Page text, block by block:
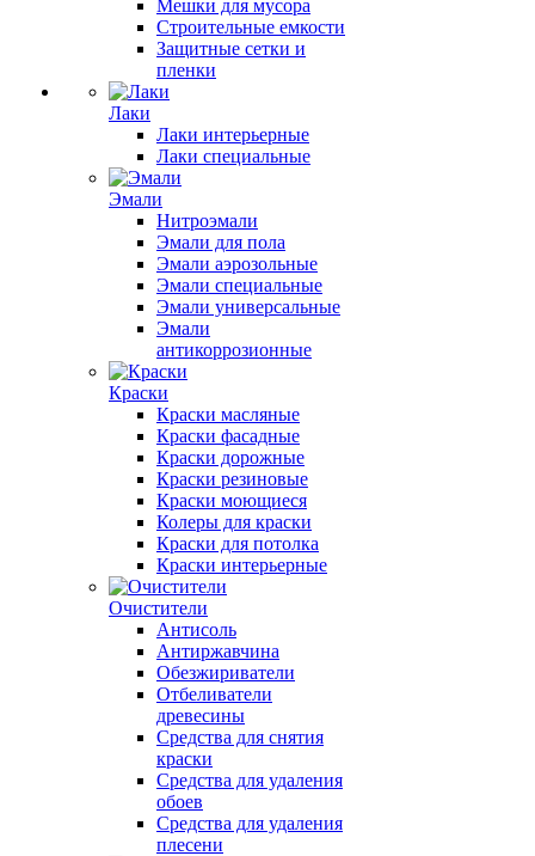
Мешки для мусора
Строительные емкости
Защитные сетки и
пленки
Лаки
Лаки интерьерные
Лаки специальные
Эмали
Нитроэмали
Эмали для пола
Эмали аэрозольные
Эмали специальные
Эмали универсальные
Эмали
антикоррозионные
Краски
Краски масляные
Краски фасадные
Краски дорожные
Краски резиновые
Краски моющиеся
Колеры для краски
Краски для потолка
Краски интерьерные
Очистители
Антисоль
Антиржавчина
Обезжириватели
Отбеливатели
древесины
Средства для снятия
краски
Средства для удаления
обоев
Средства для удаления
плесени